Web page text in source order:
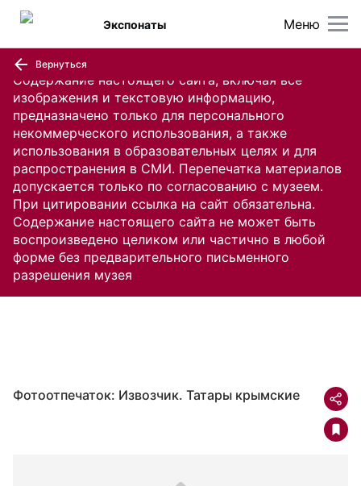
Содержание настоящего сайта, включая все
изображения и текстовую информацию,
предназначено только для персонального
некоммерческого использования, а также
использования в образовательных целях и для
распространения в СМИ. Перепечатка материалов
допускается только по согласованию с музеем.
При цитировании ссылка на сайт обязательна.
Содержание настоящего сайта не может быть
воспроизведено целиком или частично в любой
форме без предварительного письменного
разрешения музея
Меню
Экспонаты
Вернуться
Фотоотпечаток: Извозчик. Татары крымские